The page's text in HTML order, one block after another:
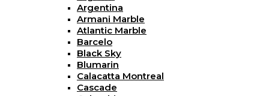
Argentina
Armani Marble
Atlantic Marble
Barcelo
Black Sky
Blumarin
Calacatta Montreal
Cascade